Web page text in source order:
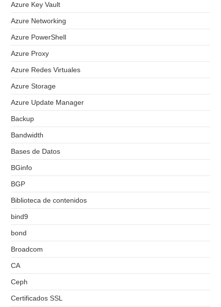
Azure Key Vault
Azure Networking
Azure PowerShell
Azure Proxy
Azure Redes Virtuales
Azure Storage
Azure Update Manager
Backup
Bandwidth
Bases de Datos
BGinfo
BGP
Biblioteca de contenidos
bind9
bond
Broadcom
CA
Ceph
Certificados SSL